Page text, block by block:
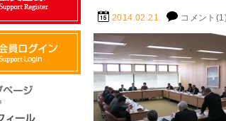
2014.02.21. コメント